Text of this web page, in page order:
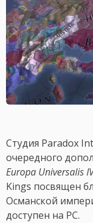
Студия Paradox
очередного
Europa Universalis
Kings посвящен
Османской
доступен на PC.